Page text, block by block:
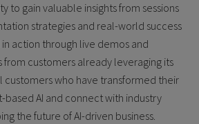
to gain valuable insights from sessions
strategies and real-world success
in action through live demos and
customers already leveraging its
customers who have transformed their
based AI and connect with industry
the future of AI-driven business.